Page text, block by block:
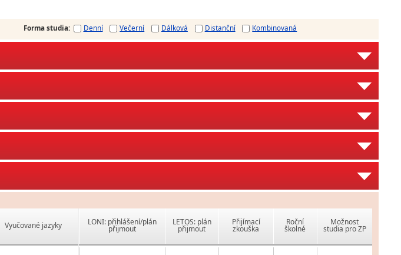
Forma studia: Denní Večerní Dálková Distanční Kombinovaná
Vyučované jazyky LONI: přihlášení/plán
přijmout
LETOS: plán
přijmout
Přijímací
zkouška
Roční
školné
Možnost
studia pro ZP